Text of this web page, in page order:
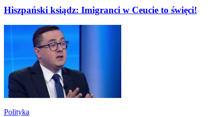
Hiszpański ksiądz: Imigranci w Ceucie to święci!
Polityka